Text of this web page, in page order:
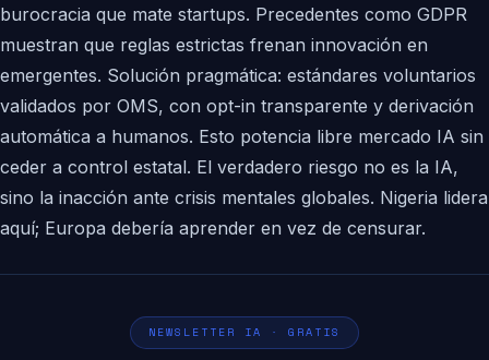
burocracia que mate startups. Precedentes como GDPR
muestran que reglas estrictas frenan innovación en
emergentes. Solución pragmática: estándares voluntarios
validados por OMS, con opt-in transparente y derivación
automática a humanos. Esto potencia libre mercado IA sin
ceder a control estatal. El verdadero riesgo no es la IA,
sino la inacción ante crisis mentales globales. Nigeria lidera
aquí; Europa debería aprender en vez de censurar.
NEWSLETTER IA · GRATIS